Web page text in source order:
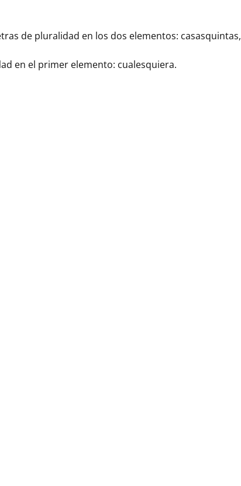
de pluralidad en los dos elementos: casasquintas,
en el primer elemento: cualesquiera.